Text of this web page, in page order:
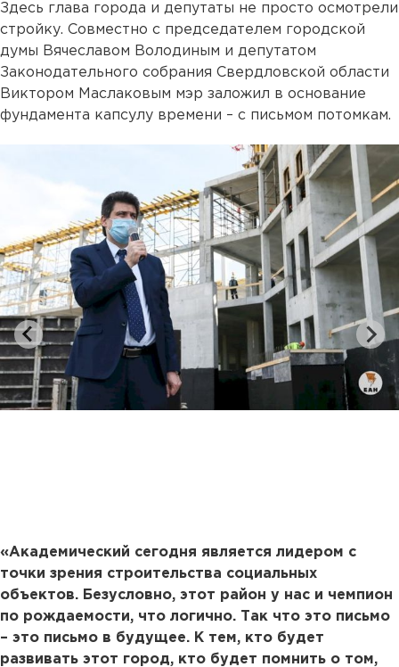
Здесь глава города и депутаты не просто осмотрели
стройку. Совместно с председателем городской
думы Вячеславом Володиным и депутатом
Законодательного собрания Свердловской области
Виктором Маслаковым мэр заложил в основание
фундамента капсулу времени – с письмом потомкам.
«Академический сегодня является лидером с
точки зрения строительства социальных
объектов. Безусловно, этот район у нас и чемпион
по рождаемости, что логично. Так что это письмо
– это письмо в будущее. К тем, кто будет
развивать этот город, кто будет помнить о том,